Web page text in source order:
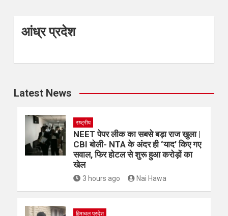
आंध्र प्रदेश
Latest News
राष्ट्रीय
NEET पेपर लीक का सबसे बड़ा राज खुला |
CBI बोली- NTA के अंदर ही ‘याद’ किए गए
सवाल, फिर होटल से शुरू हुआ करोड़ों का
खेल
3 hours ago Nai Hawa
हिमाचल प्रदेश